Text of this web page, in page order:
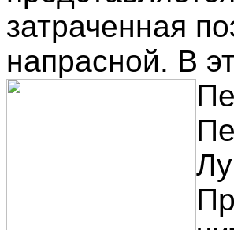
затраченная
напрасной. В